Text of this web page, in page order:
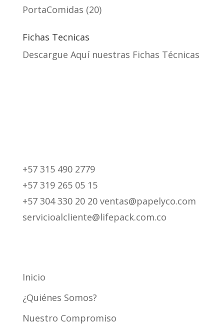
PortaComidas 20
Fichas Tecnicas
Descargue Aquí nuestras Fichas Técnicas
+57 315 490 2779
+57 319 265 05 15
+57 304 330 20 20 ventas@papelyco.com
servicioalcliente@lifepack.com.co
Inicio
¿Quiénes Somos?
Nuestro Compromiso